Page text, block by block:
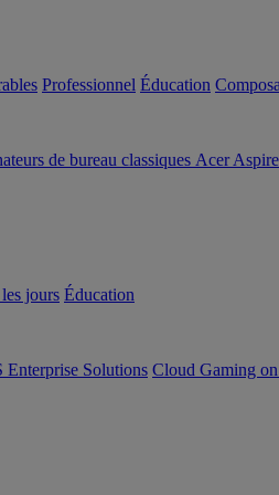
Professionnel Éducation
de bureau classiques Acer Aspire
jours Éducation
Enterprise Solutions Cloud Gaming